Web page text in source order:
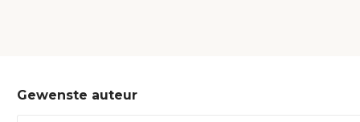
Gewenste auteur